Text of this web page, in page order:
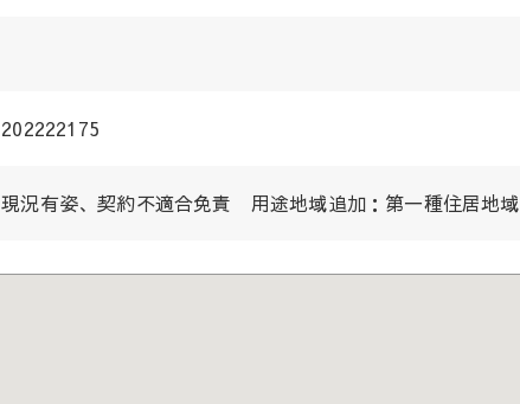
202222175
現況有姿、契約不適合免責 用途地域追加：第一種住居地域